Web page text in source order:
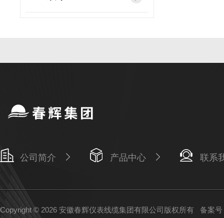
公司简介 产品中心 联系
Copyright © 2026 安徽春辉仪表线缆集团有限公司版权所有 备案号